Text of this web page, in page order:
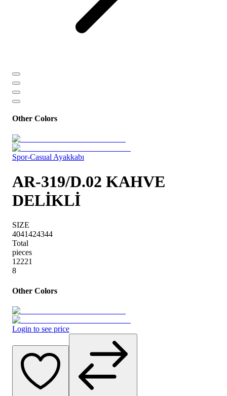
Other Colors
Spor-Casual Ayakkabı
AR-319/D.02 KAHVE
DELİKLİ
SIZE
4041424344
Total
pieces
12221
8
Other Colors
Login to see price